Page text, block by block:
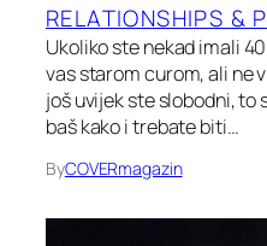
RELATIONSHIPS &
Ukoliko ste nekad imali
vas starom curom, ali ne
još uvijek ste slobodni, to
baš kako i trebate biti…
ByCOVERmagazin